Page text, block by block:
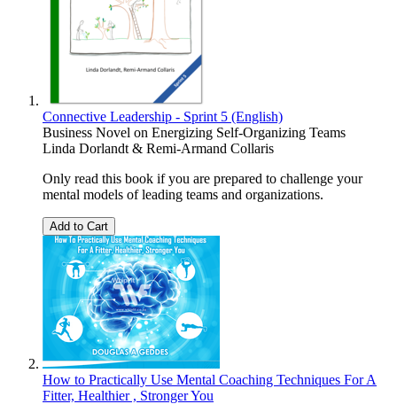
Connective Leadership - Sprint 5 (English)
Business Novel on Energizing Self-Organizing Teams
Linda Dorlandt & Remi-Armand Collaris
Only read this book if you are prepared to challenge your
mental models of leading teams and organizations.
Add to Cart
How to Practically Use Mental Coaching Techniques For A
Fitter, Healthier , Stronger You